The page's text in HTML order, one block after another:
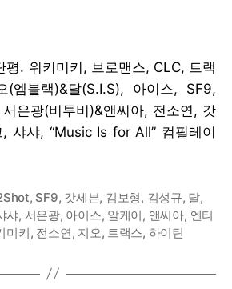
2
월
하
순
평. 위키미키, 브로맨스, CLC, 트랙
(엠블랙)&달(S.I.S), 아이스, SF9,
은광(비투비)&앤씨아, 전소연, 갓
샤샤, “Music Is for All” 컴필레이
, SF9, 갓세븐, 김보형, 김성규, 달,
샤, 서은광, 아이스, 알케이, 앤씨아, 엔티
미키, 전소연, 지오, 트랙스, 하이틴